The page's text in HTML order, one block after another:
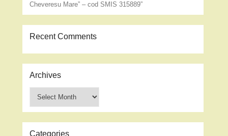
Cheveresu Mare” – cod SMIS 315889”
Recent Comments
Archives
Categories